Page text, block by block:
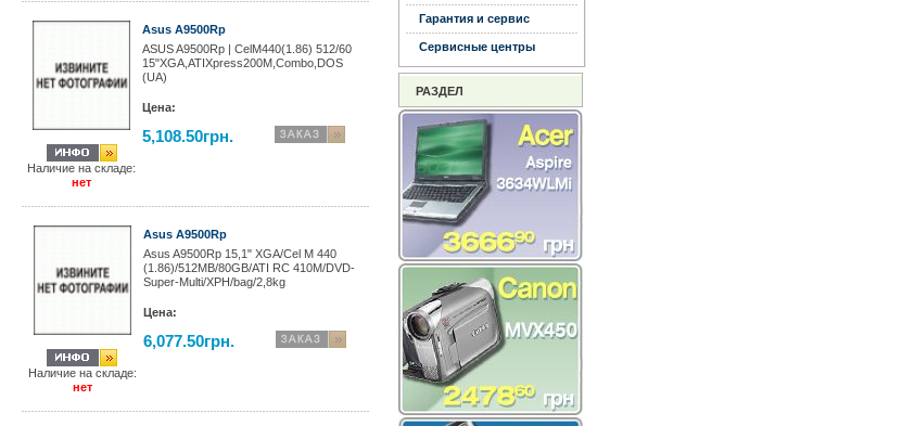
Наличие на складе:
нет
Asus A9500Rp
ASUS A9500Rp | CelM440(1.86) 512/60
15"XGA,ATIXpress200M,Combo,DOS
(UA)
Цена:
5,108.50грн.
Наличие на складе:
нет
Asus A9500Rp
Asus A9500Rp 15,1" XGA/Cel M 440
(1.86)/512MB/80GB/ATI RC 410M/DVD-
Super-Multi/XPH/bag/2,8kg
Цена:
6,077.50грн.
Гарантия и сервис
Сервисные центры
РАЗДЕЛ